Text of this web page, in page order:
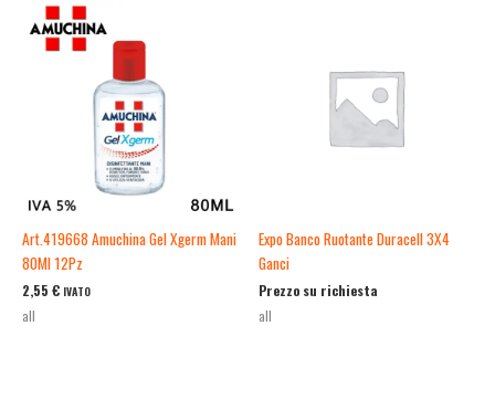
Art.419668 Amuchina Gel Xgerm Mani
80Ml 12Pz
2,55 € IVATO
all
Expo Banco Ruotante Duracell 3X4
Ganci
Prezzo su richiesta
all